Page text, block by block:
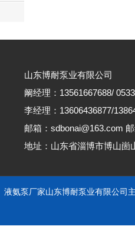
山东博耐泵业有限公司
阚经理：13561667688/
李经理：13606436877/
邮箱：sdbonai@163.com
地址：山东省淄博市博山崮
液氨泵厂家山东博耐泵业有限公司